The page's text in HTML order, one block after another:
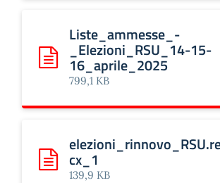
Scarica: Liste_ammesse_-
Liste_ammesse_-
_Elezioni_RSU_14-15-
16_aprile_2025
799,1 KB
Scarica:cx_1
139,9 KB